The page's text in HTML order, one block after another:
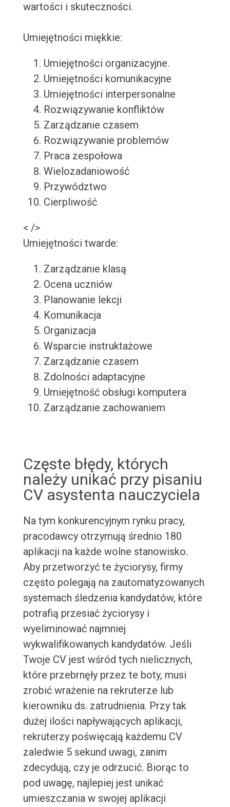
wartości i skuteczności.
Umiejętności miękkie:
Umiejętności organizacyjne.
Umiejętności komunikacyjne
Umiejętności interpersonalne
Rozwiązywanie konfliktów
Zarządzanie czasem
Rozwiązywanie problemów
Praca zespołowa
Wielozadaniowość
Przywództwo
Cierpliwość
< />
Umiejętności twarde:
Zarządzanie klasą
Ocena uczniów
Planowanie lekcji
Komunikacja
Organizacja
Wsparcie instruktażowe
Zarządzanie czasem
Zdolności adaptacyjne
Umiejętność obsługi komputera
Zarządzanie zachowaniem
Częste błędy, których
należy unikać przy pisaniu
CV asystenta nauczyciela
Na tym konkurencyjnym rynku pracy,
pracodawcy otrzymują średnio 180
aplikacji na każde wolne stanowisko.
Aby przetworzyć te życiorysy, firmy
często polegają na zautomatyzowanych
systemach śledzenia kandydatów, które
potrafią przesiać życiorysy i
wyeliminować najmniej
wykwalifikowanych kandydatów. Jeśli
Twoje CV jest wśród tych nielicznych,
które przebrnęły przez te boty, musi
zrobić wrażenie na rekruterze lub
kierowniku ds. zatrudnienia. Przy tak
dużej ilości napływających aplikacji,
rekruterzy poświęcają każdemu CV
zaledwie 5 sekund uwagi, zanim
zdecydują, czy je odrzucić. Biorąc to
pod uwagę, najlepiej jest unikać
umieszczania w swojej aplikacji